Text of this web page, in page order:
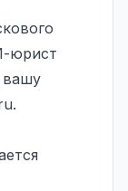
юрист
вашу
.